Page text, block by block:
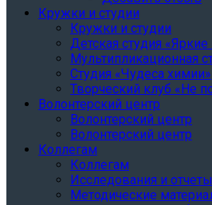
Кружки и студии
Кружки и студии
Детская студия «Яркие
Мультипликационная
Студия «Чудеса химии»
Творческий клуб «Не
Волонтерский центр
Волонтерский центр
Волонтерский центр
Коллегам
Коллегам
Исследования и отчеты
Методические